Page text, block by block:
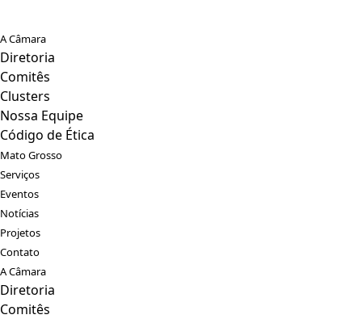
A Câmara
Diretoria
Comitês
Clusters
Nossa Equipe
Código de Ética
Mato Grosso
Serviços
Eventos
Notícias
Projetos
Contato
A Câmara
Diretoria
Comitês